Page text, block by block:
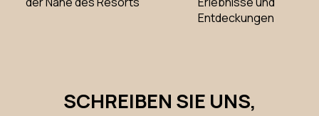
Entdeckungen
SCHREIBEN SIE UNS,